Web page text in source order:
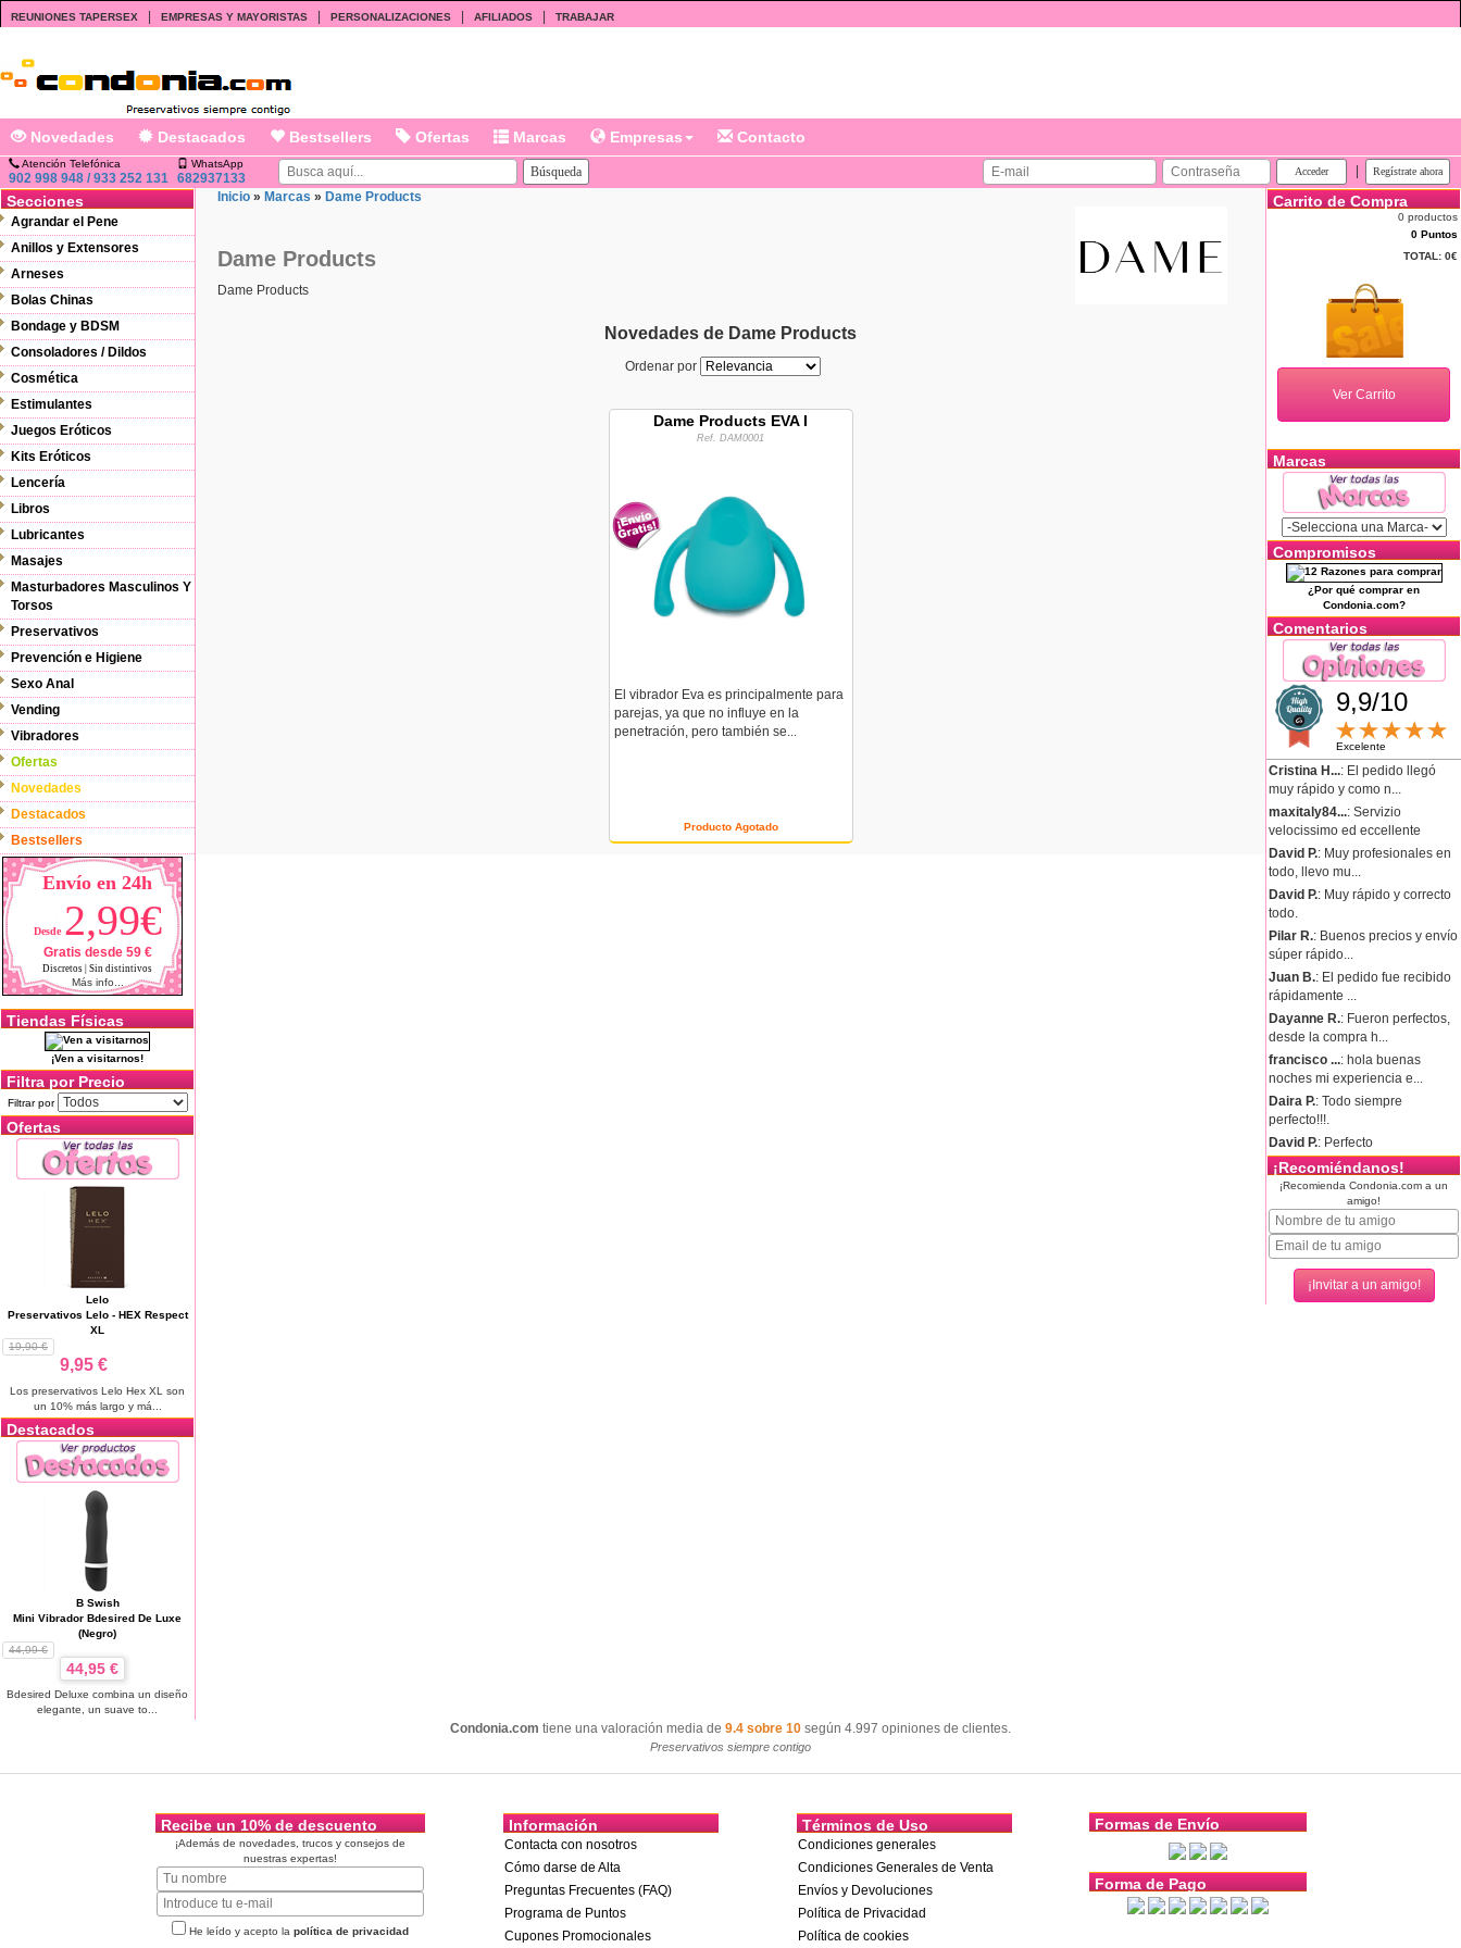
REUNIONES TAPERSEX EMPRESAS Y MAYORISTAS PERSONALIZACIONES AFILIADOS TRABAJAR
Novedades Destacados Bestsellers Ofertas Marcas Empresas Contacto
Atención Telefónica
902 998 948 / 933 252 131
WhatsApp
682937133
Secciones
Agrandar el Pene
Anillos y Extensores
Arneses
Bolas Chinas
Bondage y BDSM
Consoladores / Dildos
Cosmética
Estimulantes
Juegos Eróticos
Kits Eróticos
Lencería
Libros
Lubricantes
Masajes
Masturbadores Masculinos Y
Torsos
Preservativos
Prevención e Higiene
Sexo Anal
Vending
Vibradores
Ofertas
Novedades
Destacados
Bestsellers
Envío en 24h
Desde 2,99€
Gratis desde 59 €
Discretos | Sin distintivos
Más info...
Tiendas Físicas
¡Ven a visitarnos!
Filtra por Precio
Filtrar por
Ofertas
Lelo
Preservativos Lelo - HEX Respect
XL
19,90 €
9,95 €
Los preservativos Lelo Hex XL son
un 10% más largo y má...
Destacados
B Swish
Mini Vibrador Bdesired De Luxe
(Negro)
44,99 €
44,95 €
Bdesired Deluxe combina un diseño
elegante, un suave to...
Inicio » Marcas » Dame Products
Dame Products
Dame Products
Novedades de Dame Products
Ordenar por
Dame Products EVA I
Ref. DAM0001
El vibrador Eva es principalmente para
parejas, ya que no influye en la
penetración, pero también se...
Producto Agotado
Carrito de Compra
0 productos
0 Puntos
TOTAL: 0€
Marcas
Compromisos
¿Por qué comprar en
Condonia.com?
Comentarios
9,9/10
Excelente
Cristina H...: El pedido llegó
muy rápido y como n...
maxitaly84...: Servizio
velocissimo ed eccellente
David P.: Muy profesionales en
todo, llevo mu...
David P.: Muy rápido y correcto
todo.
Pilar R.: Buenos precios y envío
súper rápido...
Juan B.: El pedido fue recibido
rápidamente ...
Dayanne R.: Fueron perfectos,
desde la compra h...
francisco ...: hola buenas
noches mi experiencia e...
Daira P.: Todo siempre
perfecto!!!.
David P.: Perfecto
¡Recomiéndanos!
¡Recomienda Condonia.com a un
amigo!
Condonia.com tiene una valoración media de 9.4 sobre 10 según 4.997 opiniones de clientes.
Preservativos siempre contigo
Recibe un 10% de descuento
¡Además de novedades, trucos y consejos de
nuestras expertas!
He leído y acepto la política de privacidad
Información
Contacta con nosotros
Cómo darse de Alta
Preguntas Frecuentes (FAQ)
Programa de Puntos
Cupones Promocionales
Términos de Uso
Condiciones generales
Condiciones Generales de Venta
Envíos y Devoluciones
Política de Privacidad
Política de cookies
Formas de Envío
Forma de Pago